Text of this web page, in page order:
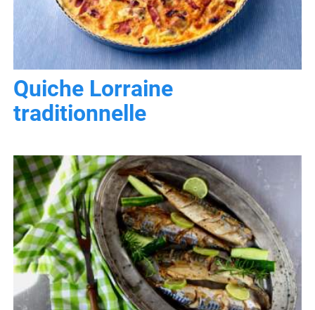
Quiche Lorraine
traditionnelle